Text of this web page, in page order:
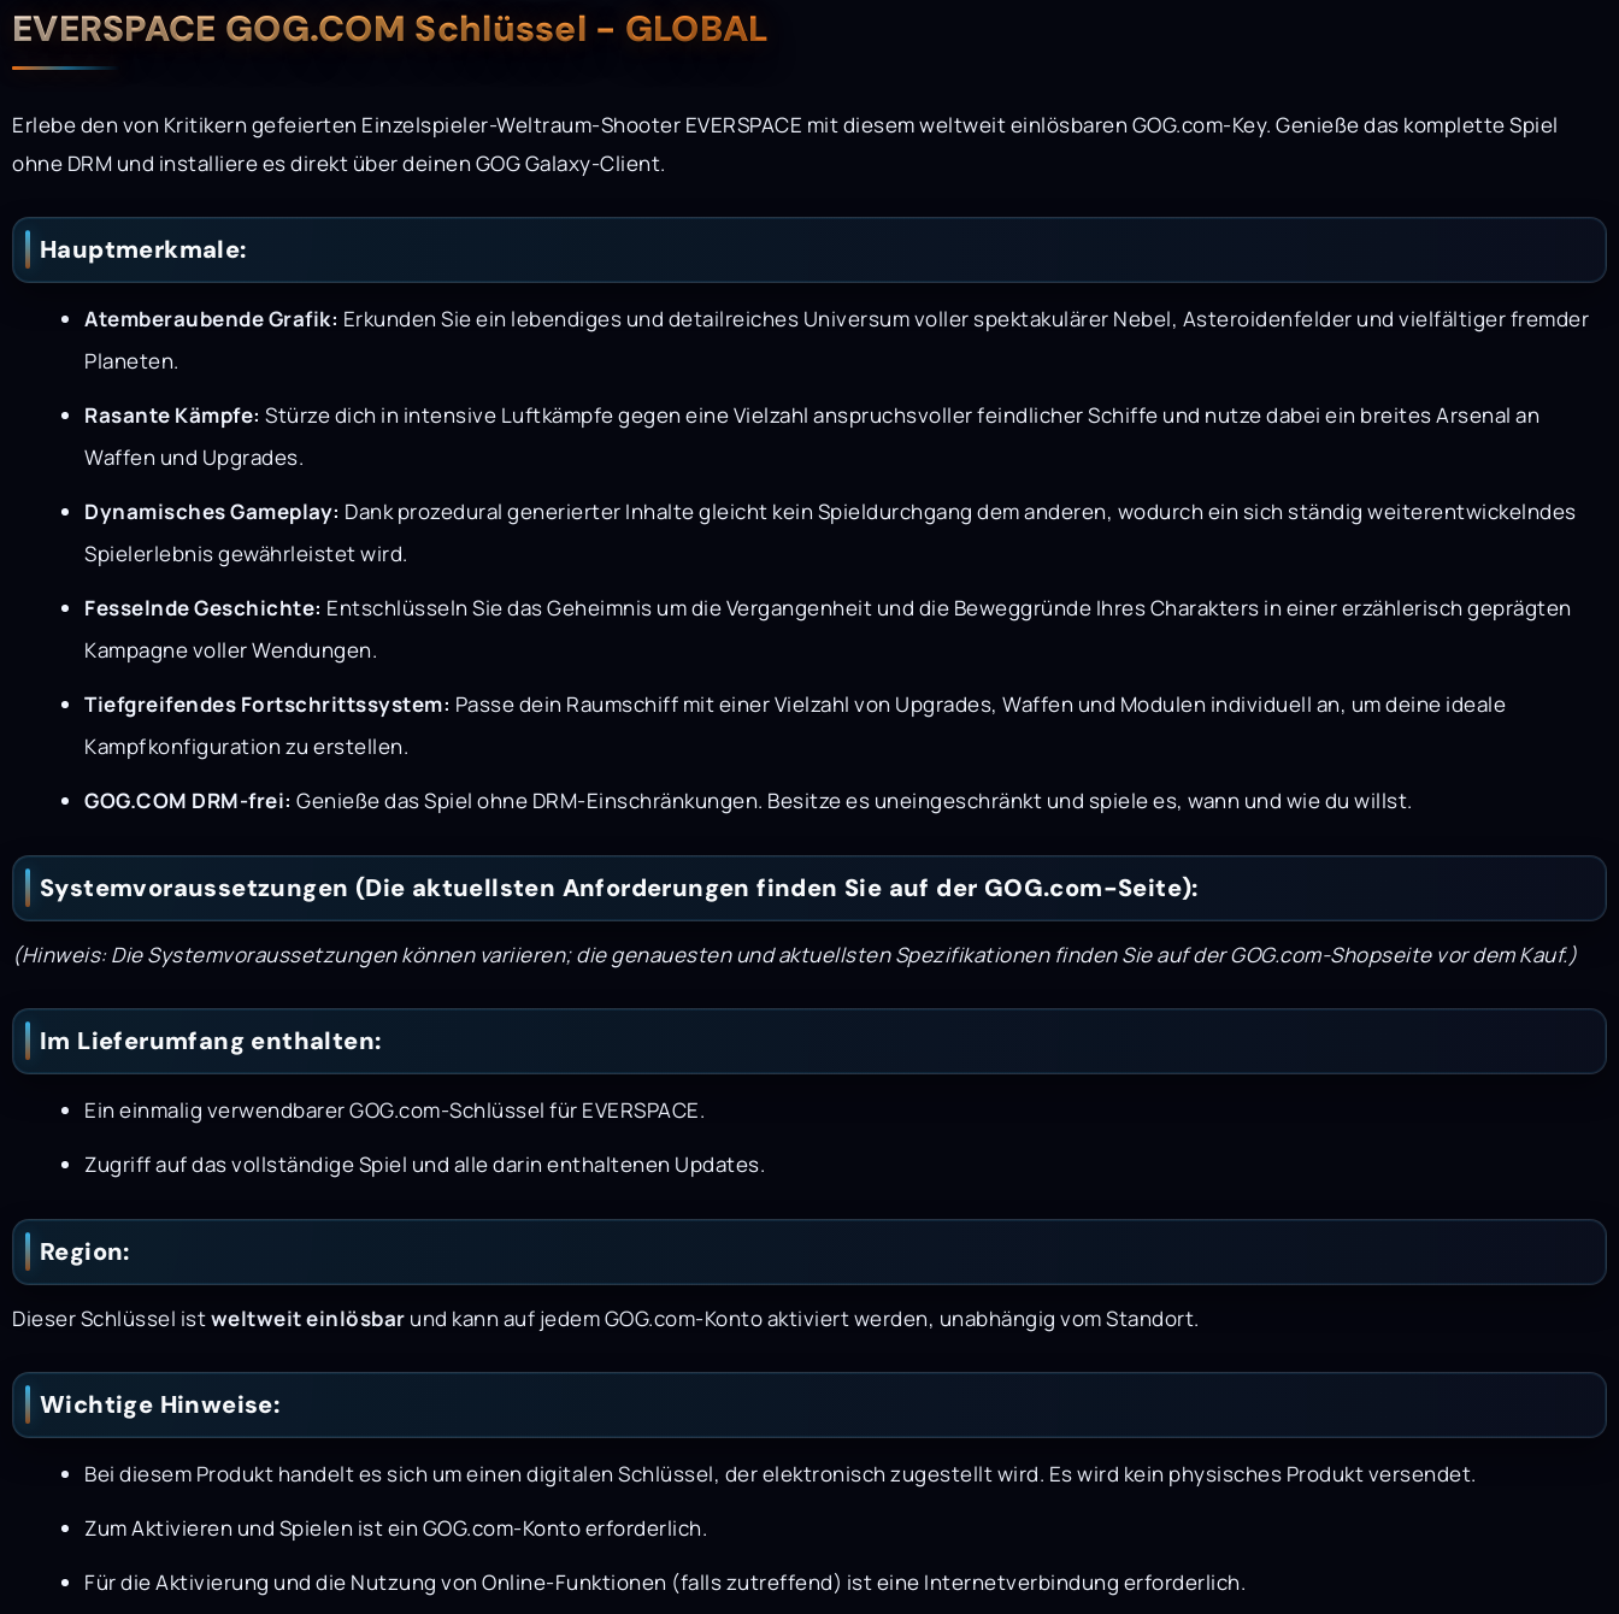
Beschreibung
EVERSPACE GOG.COM Schlüssel - GLOBAL
Erlebe den von Kritikern gefeierten Einzelspieler-Weltraum-Shooter EVERSPACE mit diesem weltweit einlösbaren GOG.com-Key. Genieße das komplette Spiel
ohne DRM und installiere es direkt über deinen GOG Galaxy-Client.
Hauptmerkmale:
Atemberaubende Grafik: Erkunden Sie ein lebendiges und detailreiches Universum voller spektakulärer Nebel, Asteroidenfelder und vielfältiger fremder
Planeten.
Rasante Kämpfe: Stürze dich in intensive Luftkämpfe gegen eine Vielzahl anspruchsvoller feindlicher Schiffe und nutze dabei ein breites Arsenal an
Waffen und Upgrades.
Dynamisches Gameplay: Dank prozedural generierter Inhalte gleicht kein Spieldurchgang dem anderen, wodurch ein sich ständig weiterentwickelndes
Spielerlebnis gewährleistet wird.
Fesselnde Geschichte: Entschlüsseln Sie das Geheimnis um die Vergangenheit und die Beweggründe Ihres Charakters in einer erzählerisch geprägten
Kampagne voller Wendungen.
Tiefgreifendes Fortschrittssystem: Passe dein Raumschiff mit einer Vielzahl von Upgrades, Waffen und Modulen individuell an, um deine ideale
Kampfkonfiguration zu erstellen.
GOG.COM DRM-frei: Genieße das Spiel ohne DRM-Einschränkungen. Besitze es uneingeschränkt und spiele es, wann und wie du willst.
Systemvoraussetzungen (Die aktuellsten Anforderungen finden Sie auf der GOG.com-Seite):
(Hinweis: Die Systemvoraussetzungen können variieren; die genauesten und aktuellsten Spezifikationen finden Sie auf der GOG.com-Shopseite vor dem Kauf.)
Im Lieferumfang enthalten:
Ein einmalig verwendbarer GOG.com-Schlüssel für EVERSPACE.
Zugriff auf das vollständige Spiel und alle darin enthaltenen Updates.
Region:
Dieser Schlüssel istweltweit einlösbar und kann auf jedem GOG.com-Konto aktiviert werden, unabhängig vom Standort.
Wichtige Hinweise:
Bei diesem Produkt handelt es sich um einen digitalen Schlüssel, der elektronisch zugestellt wird. Es wird kein physisches Produkt versendet.
Zum Aktivieren und Spielen ist ein GOG.com-Konto erforderlich.
Für die Aktivierung und die Nutzung von Online-Funktionen (falls zutreffend) ist eine Internetverbindung erforderlich.